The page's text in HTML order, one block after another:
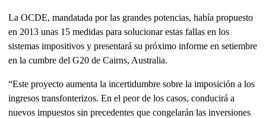
La OCDE, mandatada por las grandes potencias, había propuesto
en 2013 unas 15 medidas para solucionar estas fallas en los
sistemas impositivos y presentará su próximo informe en setiembre
en la cumbre del G20 de Cairns, Australia.
“Este proyecto aumenta la incertidumbre sobre la imposición a los
ingresos transfonterizos. En el peor de los casos, conducirá a
nuevos impuestos sin precedentes que congelarán las inversiones